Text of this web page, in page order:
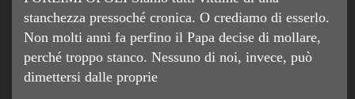
stanchezza pressoché cronica. O crediamo di esserlo.
Non molti anni fa perfino il Papa decise di mollare,
perché troppo stanco. Nessuno di noi, invece, può
dimettersi dalle proprie